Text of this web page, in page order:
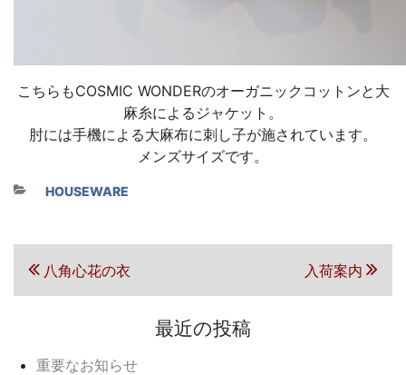
こちらもCOSMIC WONDERのオーガニックコットンと大
麻糸によるジャケット。
肘には手機による大麻布に刺し子が施されています。
メンズサイズです。
カテゴリー
HOUSEWARE
投稿ナビゲーション
前の投稿
八角心花の衣 入荷案内
最近の投稿
重要なお知らせ